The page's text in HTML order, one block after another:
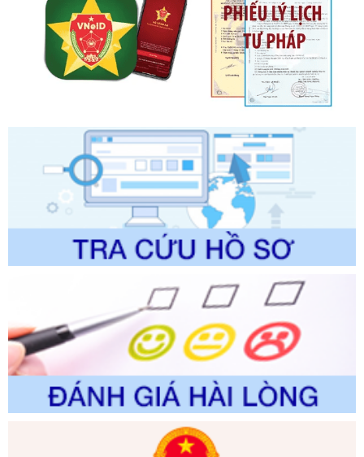
Số kí hiệu:2303/QĐ-UBND
Tên: Quyết định công bố Danh mục thủ tục hành chính mới
ban hành, được sửa đổi, bổ sung, bị bãi bỏ và phê duyệt
Quy trình nội bộ, quy trình điện tử giải quyết thủ tục hành
chính trong một số lĩnh vực thuộc phạm vi chức năng quản
Số kí hiệu:2304/QĐ-UBND
Tên: Quyết định công bố Danh mục thủ tục hành chính
được sửa đổi, bổ sung và phê duyệt Quy trình nội bộ, quy
trình điện tử giải quyết thủ tục hành chính trong lĩnh vực Du
lịch thuộc phạm vi chức năng quản lý của Sở Văn hóa, Thể
Ngày ban hành: 01/06/2026
Số kí hiệu:2310/QĐ-UBND
Tên: Về việc công bố Danh mục thủ tục hành chính sửa
đổi, bổ sung và phê duyệt Quy trình nội bộ, quy trình điện tử
trong giải quyết thủtục hành chính lĩnh vực biến đổi khí hậu
thuộc phạm vi giải quyết của Sở Nông nghiệp và Môi
trường
Ngày ban hành: 01/06/2026
Số kí hiệu: 2300/QĐ-UBND
Tên: V/v công bố danh mục thủ tục hành chính được sửa
đổi, bổ sung và phê duyệt quy trình nội bộ, quy trình điện tử
giải quyết thủ tục hành chính trong lĩnh vực Luật sư thuộc